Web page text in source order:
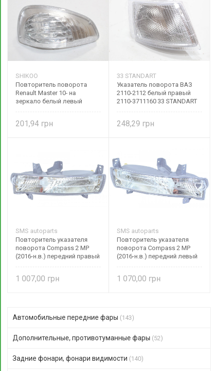
SHIKOO
Повторитель поворота
Renault Master 10- на
зеркало белый левый
201,94
33 STANDART
Указатель поворота ВАЗ
2110-2112 белый правый
2110-3711160 33 STANDART
248,29
SMS autoparts
Повторитель указателя
поворота Compass 2 MP
(2016-н.в.) передний правый
1 007,00
SMS autoparts
Повторитель указателя
поворота Compass 2 MP
(2016-н.в.) передний левый
1 070,00
Автомобильные передние фары (143)
Дополнительные, противотуманные фары (52)
Задние фонари, фонари видимости (140)